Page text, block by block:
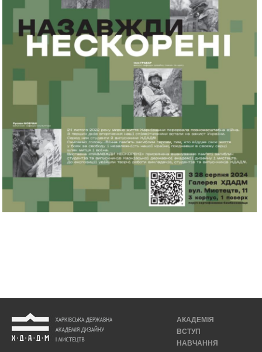
АКАДЕМІЯ
ВСТУП
НАВЧАННЯ